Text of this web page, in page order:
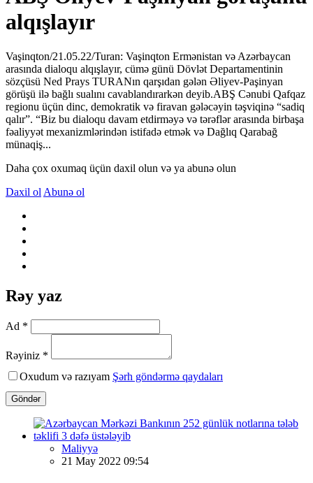
alqışlayır
Vaşinqton/21.05.22/Turan: Vaşinqton Ermənistan və Azərbaycan
arasında dialoqu alqışlayır, cümə günü Dövlət Departamentinin
sözçüsü Ned Prays TURANın qarşıdan gələn Əliyev-Paşinyan
görüşü ilə bağlı sualını cavablandırarkən deyib.ABŞ Cənubi Qafqaz
regionu üçün dinc, demokratik və firavan gələcəyin təşviqinə “sadiq
qalır”. “Biz bu dialoqu davam etdirməyə və tərəflər arasında birbaşa
fəaliyyət mexanizmlərindən istifadə etmək və Dağlıq Qarabağ
münaqiş...
Daha çox oxumaq üçün daxil olun və ya abunə olun
Daxil ol Abunə ol
Rəy yaz
Ad *
Rəyiniz *
Oxudum və razıyam Şərh göndərmə qaydaları
Göndər
Maliyyə
21 May 2022 09:54